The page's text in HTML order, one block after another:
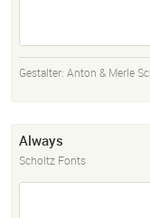
Gestalter: Anton & Merle
Always
Scholtz Fonts